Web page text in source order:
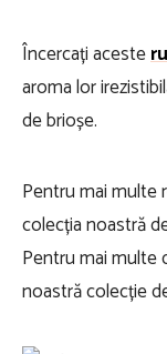
Încercați aceste
aroma lor
de brioșe.
Pentru mai multe
colecția noastră
Pentru mai multe
noastră colecție